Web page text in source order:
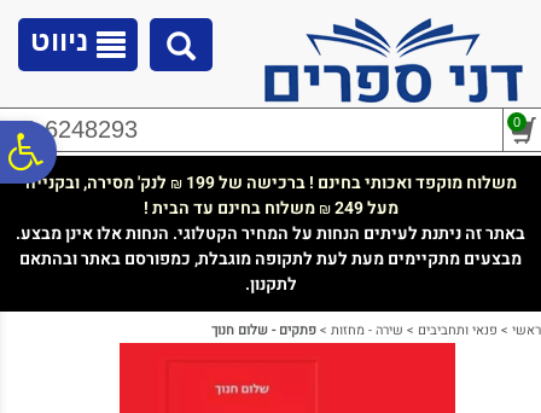
נגישות
ניווט
02-6248293 0
משלוח מוקפד ואכותי בחינם ! ברכישה של 199 ₪ לנק' מסירה, ובקנייה
מעל 249
₪משלוח בחינם עד הבית !
באתר זה ניתנת לעיתים הנחות על המחיר הקטלוגי. הנחות אלו אינן מבצע.
מבצעים מתקיימים מעת לעת לתקופה מוגבלת, כמפורסם באתר ובהתאם
לתקנון.
ראשי > פנאי ותחביבים > שירה - מחזות >פתקים - שלום חנוך